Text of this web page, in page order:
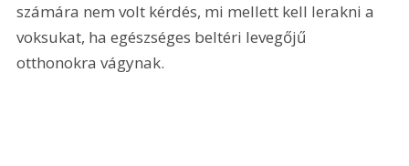
számára nem volt kérdés, mi mellett kell lerakni a
voksukat, ha egészséges beltéri levegőjű
otthonokra vágynak.